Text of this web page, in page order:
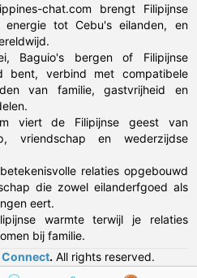
chat.com brengt Filipijnse
energie tot Cebu's eilanden, en
Baguio's bergen of Filipijnse
bent, verbind met compatibele
van familie, gastvrijheid en
viert de Filipijnse geest van
vriendschap en wederzijdse
relaties opgebouwd
die zowel eilanderfgoed als
eert.
warmte terwijl je relaties
bij familie.
Connect. All rights reserved.